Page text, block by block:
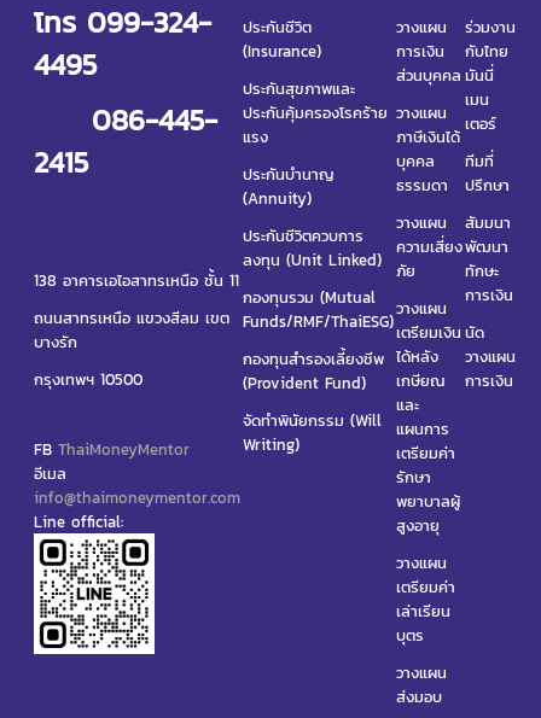
โทร 099-324-
4495
086-445-
2415
ประกันชีวิต
(Insurance)
ประกันสุขภาพและ
ประกันคุ้มครองโรคร้าย
แรง
ประกันบำนาญ
(Annuity)
ประกันชีวิตควบการ
ลงทุน (Unit Linked)
กองทุนรวม (Mutual
Funds/RMF/ThaiESG)
กองทุนสำรองเลี้ยงชีพ
(Provident Fund)
จัดทำพินัยกรรม (Will
Writing)
วางแผน
การเงิน
ส่วนบุคคล
วางแผน
ภาษีเงินได้
บุคคล
ธรรมดา
วางแผน
ความเสี่ยง
ภัย
วางแผน
เตรียมเงิน
ได้หลัง
เกษียณ
และ
แผนการ
เตรียมค่า
รักษา
พยาบาลผู้
สูงอายุ
วางแผน
เตรียมค่า
เล่าเรียน
บุตร
วางแผน
ส่งมอบ
ร่วมงาน
กับไทย
มันนี่
เมน
เตอร์
ทีมที่
ปรึกษา
สัมมนา
พัฒนา
ทักษะ
การเงิน
นัด
วางแผน
การเงิน
138 อาคารเอไอสาทรเหนือ ชั้น 11
ถนนสาทรเหนือ แขวงสีลม เขต
บางรัก
กรุงเทพฯ 10500
FB ThaiMoneyMentor
อีเมล
info@thaimoneymentor.com
Line official: